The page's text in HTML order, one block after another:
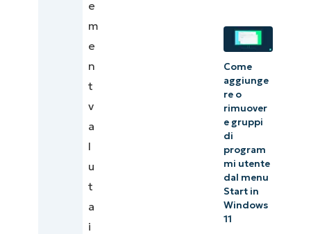
e
m
e
n
t
v
a
l
u
t
a
i
Come
aggiunge
re o
rimuover
e gruppi
di
program
mi utente
dal menu
Start in
Windows
11